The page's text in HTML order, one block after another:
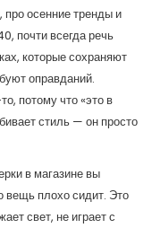
про осенние тренды и
почти всегда речь
которые сохраняют
оправданий.
потому что «это в
стиль — он просто
в магазине вы
вещь плохо сидит. Это
свет, не играет с